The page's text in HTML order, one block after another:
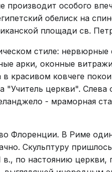
особого
обелиск на
площади св.
стиле:
арки, оконные
красивом ковчеге
"Учитель церкви". Слева
- мраморная
Флоренции. В Риме
Скульптуру
по настоянию церкви,